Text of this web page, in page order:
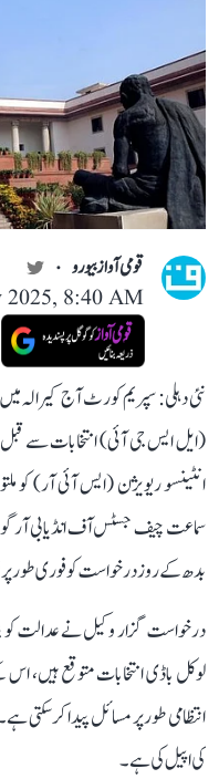
قومی آواز بیورو
2025, 8:40 AM
نئی دہلی: سپریم کورٹ آج کیرالہ
(ایل ایس جی آئی) انتخابات سے
انٹینسو ریویژن (ایس آئی آر) کو
سماعت چیف جسٹس آف انڈیا بی آر
بدھ کے روز درخواست کو فوری طور
درخواست گزار وکیل نے عدالت کو
لوکل باڈی انتخابات متوقع ہیں،
انتظامی طور پر مسائل پیدا کر سکتی
کی اپیل کی ہے۔